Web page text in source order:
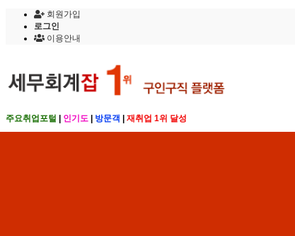
회원가입
로그인
이용안내
주요취업포털 인기도 방문객 재취업 1위 달성